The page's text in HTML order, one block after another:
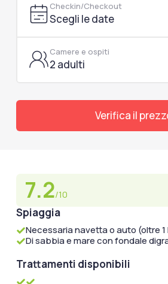
Checkin/Checkout
Scegli le date
Camere e ospiti
2 adulti
Verifica il
7.2/10
Spiaggia
Necessaria navetta o auto (oltre 1
Di sabbia e mare con fondale
Trattamenti disponibili